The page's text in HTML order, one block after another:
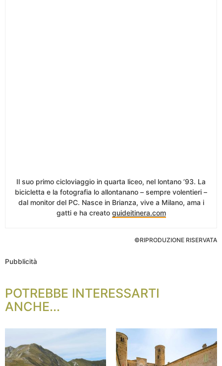
Il suo primo cicloviaggio in quarta liceo, nel lontano ’93. La
bicicletta e la fotografia lo allontanano – sempre volentieri –
dal monitor del PC. Nasce in Brianza, vive a Milano, ama i
gatti e ha creato guideitinera.com
©RIPRODUZIONE RISERVATA
Pubblicità
POTREBBE INTERESSARTI
ANCHE...